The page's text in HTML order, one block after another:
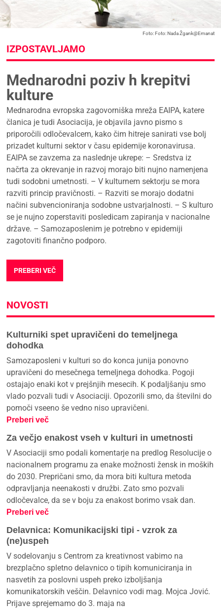
Foto: Foto: Nada Žgank@Emanat
IZPOSTAVLJAMO
Mednarodni poziv h krepitvi
kulture
Mednarodna evropska zagovorniška mreža EAIPA, katere
članica je tudi Asociacija, je objavila javno pismo s
priporočili odločevalcem, kako čim hitreje sanirati vse bolj
prizadet kulturni sektor v času epidemije koronavirusa.
EAIPA se zavzema za naslednje ukrepe: – Sredstva iz
načrta za okrevanje in razvoj morajo biti nujno namenjena
tudi sodobni umetnosti. – V kulturnem sektorju se mora
razviti princip pravičnosti. – Razviti se morajo dodatni
načini subvencioniranja sodobne ustvarjalnosti. – S kulturo
se je nujno zoperstaviti posledicam zapiranja v nacionalne
države. – Samozaposlenim je potrebno v epidemiji
zagotoviti finančno podporo.
PREBERI VEČ
NOVOSTI
Kulturniki spet upravičeni do temeljnega
dohodka
Samozaposleni v kulturi so do konca junija ponovno
upravičeni do mesečnega temeljnega dohodka. Pogoji
ostajajo enaki kot v prejšnjih mesecih. K podaljšanju smo
vlado pozvali tudi v Asociaciji. Opozorili smo, da številni do
pomoči vseeno še vedno niso upravičeni.
Preberi več
Za večjo enakost vseh v kulturi in umetnosti
V Asociaciji smo podali komentarje na predlog Resolucije o
nacionalnem programu za enake možnosti žensk in moških
do 2030. Prepričani smo, da mora biti kultura metoda
odpravljanja neenakosti v družbi. Zato smo pozvali
odločevalce, da se v boju za enakost borimo vsak dan.
Preberi več
Delavnica: Komunikacijski tipi - vzrok za
(ne)uspeh
V sodelovanju s Centrom za kreativnost vabimo na
brezplačno spletno delavnico o tipih komuniciranja in
nasvetih za poslovni uspeh preko izboljšanja
komunikatorskih veščin. Delavnico vodi mag. Mojca Jović.
Prijave sprejemamo do 3. maja na